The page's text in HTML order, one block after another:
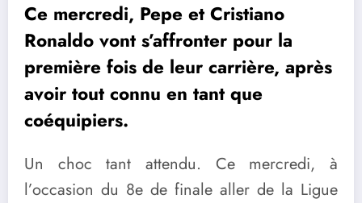
Ce mercredi, Pepe et Cristiano
Ronaldo vont s’affronter pour la
première fois de leur carrière, après
avoir tout connu en tant que
coéquipiers.
Un choc tant attendu. Ce mercredi, à
l’occasion du 8e de finale aller de la Ligue